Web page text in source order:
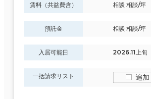
賃料（共益費含） 相談 相談/坪
預託金 相談 相談/坪
入居可能日 2026.11上旬
一括請求リスト 追加